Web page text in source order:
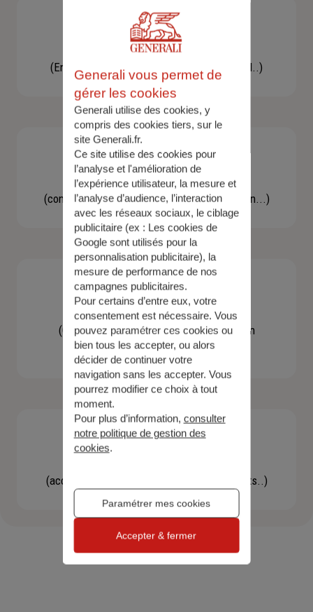
Besoin d'une assistance
(En cas d'accident, bris de glace, un conseil..)
Demande d'information
(concernant une actualité, une réglementation...)
Contacter un agent
(Obtenir un devis, une information, faire un
bilan...)
(accéder à l'espace client, gérer mes contrats..)
Generali vous permet de
gérer les cookies
Generali utilise des cookies, y
compris des cookies tiers, sur le
site Generali.fr.
Ce site utilise des cookies pour
l’analyse et l'amélioration de
l’expérience utilisateur, la mesure et
l’analyse d’audience, l’interaction
avec les réseaux sociaux, le ciblage
publicitaire (ex : Les cookies de
Google sont utilisés pour la
personnalisation publicitaire), la
mesure de performance de nos
campagnes publicitaires.
Pour certains d’entre eux, votre
consentement est nécessaire. Vous
pouvez paramétrer ces cookies ou
bien tous les accepter, ou alors
décider de continuer votre
navigation sans les accepter. Vous
pourrez modifier ce choix à tout
moment.
Pour plus d’information, consulter
notre politique de gestion des
cookies.
Paramétrer mes cookies
Accepter & fermer